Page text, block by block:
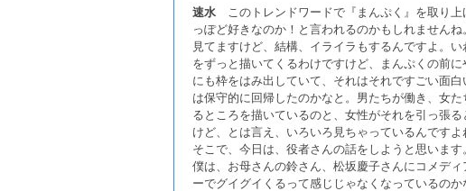
速水 このトレンドワードで『まんぷく』を取り
っぽど好きなのか！と言われるのかもしれませんね
見てますけど、結構、イライラもするんですよ。
をずっと描いてくるわけですけど、まんぷくの前
にも枠をはみ出していて、それはそれですごい面
は保守的に回帰したのかなと。男たちが働き、女
るところを描いているのと、女性がそれを引っ張
けど、とは言え、いろいろ見ちゃっているんですよ
そこで、今日は、役者さんの話をしようと思いま
僕は、お母さんの鈴さん、松坂慶子さんにコメデ
ーでグイグイくるって感じじゃなくなっているの